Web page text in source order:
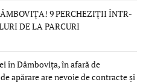
9 PERCHEZIȚII ÎNTR-
DE LA PARCURI
în Dâmbovița, în afară de
apărare are nevoie de contracte și